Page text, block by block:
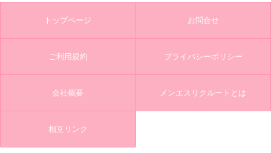
トップページ お問合せ
ご利用規約 プライバシーポリシー
会社概要 メンエスリクルートとは
相互リンク